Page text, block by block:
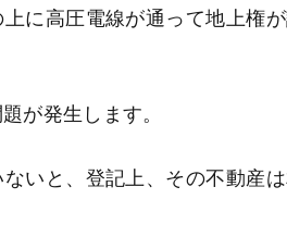
に高圧電線が通って地上権
が発生します。
いと、登記上、その不動産